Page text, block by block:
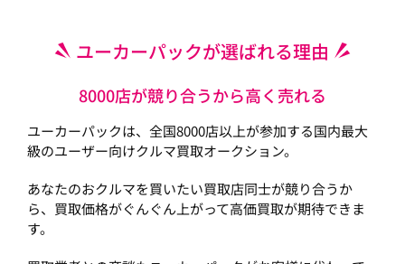
ユーカーパックが選ばれる理由
8000店が競り合うから高く売れる
ユーカーパックは、全国8000店以上が参加する国内最大
級のユーザー向けクルマ買取オークション。
あなたのおクルマを買いたい買取店同士が競り合うか
ら、買取価格がぐんぐん上がって高価買取が期待できま
す。